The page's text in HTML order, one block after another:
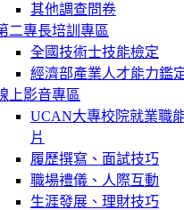
其他調查問卷
二專長培訓專區
全國技術士技能檢定
經濟部產業人才能力鑑
上影音專區
UCAN大專校院就業職
片
履歷撰寫、面試技巧
職場禮儀、人際互動
生涯發展、理財技巧